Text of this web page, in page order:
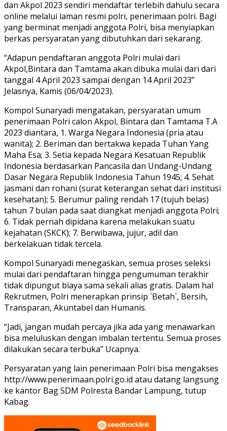
dan Akpol 2023 sendiri mendaftar terlebih dahulu secara
online melalui laman resmi polri, penerimaan polri. Bagi
yang berminat menjadi anggota Polri, bisa menyiapkan
berkas persyaratan yang dibutuhkan dari sekarang.
“Adapun pendaftaran anggota Polri mulai dari
Akpol,Bintara dan Tamtama akan dibuka mulai dari dari
tanggal 4 April 2023 sampai dengan 14 April 2023”
Jelasnya, Kamis (06/04/2023).
Kompol Sunaryadi mengatakan, persyaratan umum
penerimaan Polri calon Akpol, Bintara dan Tamtama T.A
2023 diantara, 1. Warga Negara Indonesia (pria atau
wanita); 2. Beriman dan bertakwa kepada Tuhan Yang
Maha Esa; 3. Setia kepada Negara Kesatuan Republik
Indonesia berdasarkan Pancasila dan Undang-Undang
Dasar Negara Republik Indonesia Tahun 1945; 4. Sehat
jasmani dan rohani (surat keterangan sehat dari institusi
kesehatan); 5. Berumur paling rendah 17 (tujuh belas)
tahun 7 bulan pada saat diangkat menjadi anggota Polri;
6. Tidak pernah dipidana karena melakukan suatu
kejahatan (SKCK); 7. Berwibawa, jujur, adil dan
berkelakuan tidak tercela.
Kompol Sunaryadi menegaskan, semua proses seleksi
mulai dari pendaftaran hingga pengumuman terakhir
tidak dipungut biaya sama sekali alias gratis. Dalam hal
Rekrutmen, Polri menerapkan prinsip `Betah`, Bersih,
Transparan, Akuntabel dan Humanis.
“Jadi, jangan mudah percaya jika ada yang menawarkan
bisa meluluskan dengan imbalan tertentu. Semua proses
dilakukan secara terbuka” Ucapnya.
Persyaratan yang lain penerimaan Polri bisa mengakses
http://www.penerimaan.polri.go.id atau datang langsung
ke kantor Bag SDM Polresta Bandar Lampung, tutup
Kabag.